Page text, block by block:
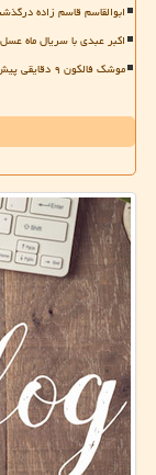
ابوالقاسم قاسم زاده
اکبر عبدی با سریال ماه
موشک فالکون ۹ دقایقی پیش با ماه برخورد کرد